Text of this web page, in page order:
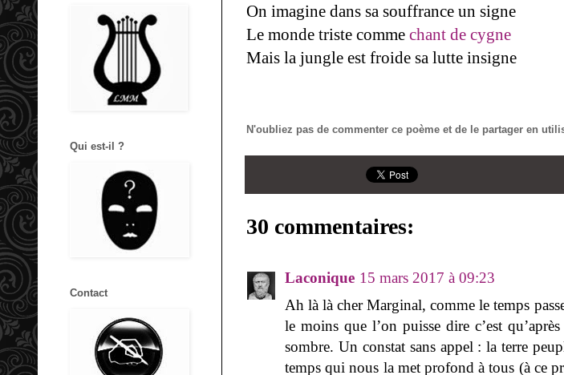
On imagine dans sa souffrance un signe
Le monde triste comme chant de cygne
Mais la jungle est froide sa lutte insigne
N'oubliez pas de commenter ce poème et de le partager en
30 commentaires:
Laconique 15 mars 2017 à 09:23
Ah là là cher Marginal, comme le temps
le moins que l’on puisse dire c’est
sombre. Un constat sans appel : la terre
temps qui nous la met profond à tous (à ce
Qui est-il ?
Contact